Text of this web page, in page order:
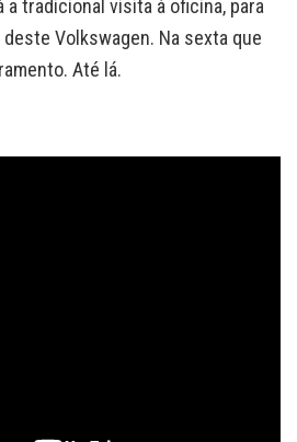
a tradicional visita à oficina, para
Volkswagen. Na sexta que
Até lá.